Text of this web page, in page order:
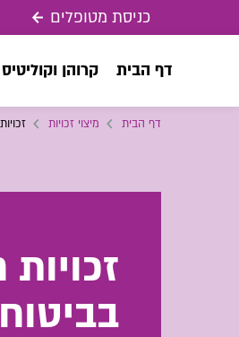
כניסת מטופלים
דף הבית קרוהן וקוליטיס
דף הבית מיצוי זכויות